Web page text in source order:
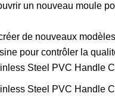
un nouveau moule
de nouveaux
pour contrôler la